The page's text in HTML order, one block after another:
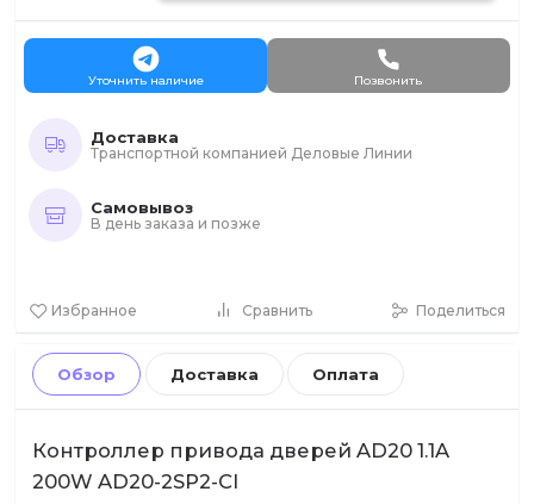
Избранное Сравнить Поделиться
Уточнить наличие Позвонить
Доставка
Транспортной компанией Деловые Линии
Самовывоз
В день заказа и позже
Обзор Доставка Оплата
Контроллер привода дверей AD20 1.1A
200W AD20-2SP2-CI